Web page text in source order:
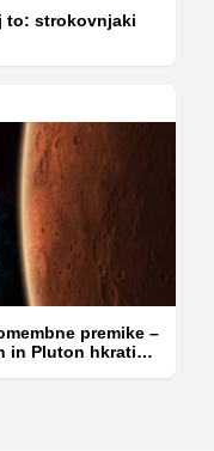
to: strokovnjaki
premike –
in Pluton hkrati